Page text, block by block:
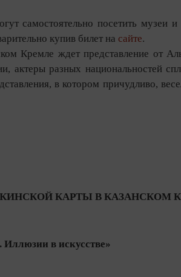
самостоятельно посетить музеи
купив билет на сайте.
Кремле ждет представление от
актеры разных национальностей
в котором причудливо,
КАРТЫ В КАЗАНСКОМ
Иллюзии в искусстве»